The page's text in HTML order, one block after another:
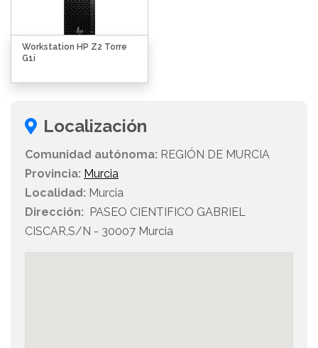
Workstation HP Z2 Torre
G1i
Localización
Comunidad autónoma: REGIÓN DE MURCIA
Provincia: Murcia
Localidad: Murcia
Dirección: PASEO CIENTIFICO GABRIEL
CISCAR,S/N - 30007 Murcia